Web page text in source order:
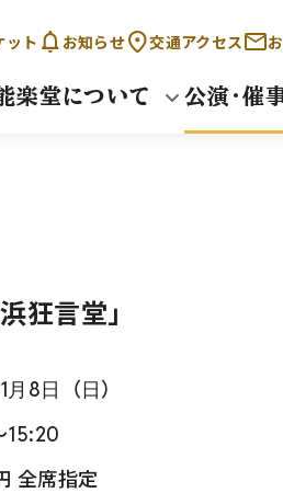
ット お知らせ 交通アクセス
楽堂について 公演・催
狂言堂」
1月 8日 （日）
15:20
全席指定